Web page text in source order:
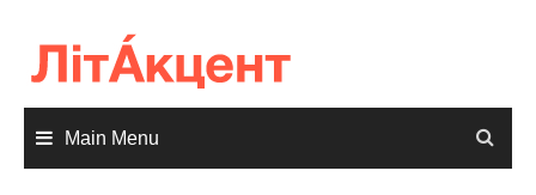
content
Main Menu